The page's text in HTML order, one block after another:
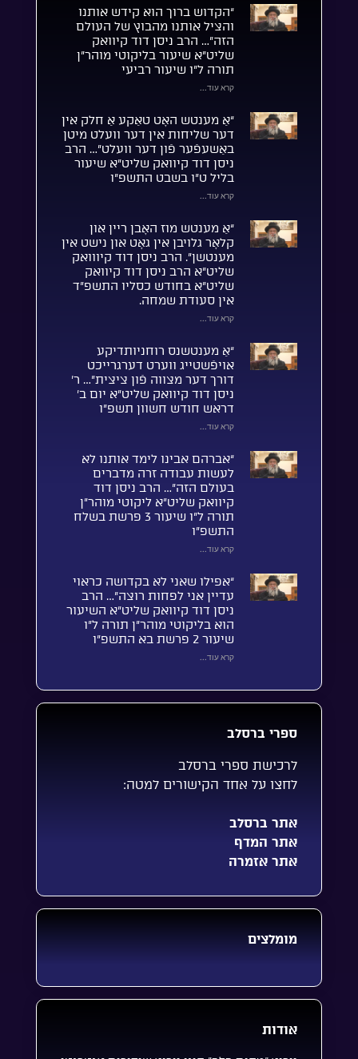
“הקדוש ברוך הוא קידש אותנו
והציל אותנו מהבוץ של העולם
הזה”… הרב ניסן דוד קיוואק
שליט”א שיעור בליקוטי מוהר”ן
תורה ל”ו שיעור רביעי
קרא עוד...
“אַ מענטש האָט טאַקע אַ חלק אין
דער שליחות אין דער וועלט מיטן
באַשעפֿער פֿון דער וועלט”… הרב
ניסן דוד קיוואק שליט”א שיעור
בליל ט”ו בשבט התשפ”ו
קרא עוד...
“אַ מענטש מוז האָבן ריין און
קלאָר גלויבן אין גאָט און נישט אין
מענטשן”. הרב ניסן דוד קיווואק
שליט”א הרב ניסן דוד קיוואק
שליט”א בחודש כסליו התשפ”ד
אין סעודת שמחה.
קרא עוד...
“אַ מענטשנס רוחניותדיקע
אויפֿשטייג ווערט דערגרייכט
דורך דער מצווה פֿון ציצית”… ר’
ניסן דוד קיוואק שליט”א יום ב’
דראש חודש חשוון תשפ”ו
קרא עוד...
“אברהם אבינו לימד אותנו לא
לעשות עבודה זרה מדברים
בעולם הזה”… הרב ניסן דוד
קיוואק שליט”א ליקוטי מוהר”ן
תורה ל”ו שיעור 3 פרשת בשלח
התשפ”ו
קרא עוד...
“אפילו שאני לא בקדושה כראוי
עדיין אני לפחות רוצה”… הרב
ניסן דוד קיוואק שליט”א השיעור
הוא בליקוטי מוהר”ן תורה ל”ו
שיעור 2 פרשת בא התשפ”ו
קרא עוד...
ספרי ברסלב
לרכישת ספרי ברסלב
לחצו על אחד הקישורים למטה:
אתר ברסלב
אתר המדף
אתר אזמרה
מומלצים
אודות